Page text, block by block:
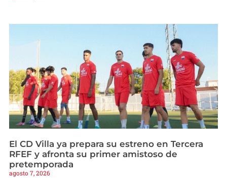
El CD Villa ya prepara su estreno en Tercera
RFEF y afronta su primer amistoso de
pretemporada
agosto 7, 2026